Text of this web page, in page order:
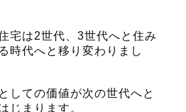
宅は2世代、3世代へと住み
時代へと移り変わりまし
しての価値が次の世代へと
じまります。